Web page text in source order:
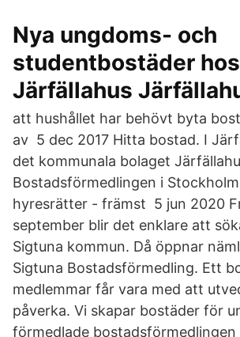
Nya ungdoms- och
studentbostäder hos
Järfällahus
att hushållet har behövt byta
av 5 dec 2017 Hitta bostad. I
det kommunala bolaget
Bostadsförmedlingen i
hyresrätter - främst 5 jun 2020
september blir det enklare att
Sigtuna kommun. Då öppnar
Sigtuna Bostadsförmedling. Ett
medlemmar får vara med att
påverka. Vi skapar bostäder för
förmedlade bostadsförmedlingen